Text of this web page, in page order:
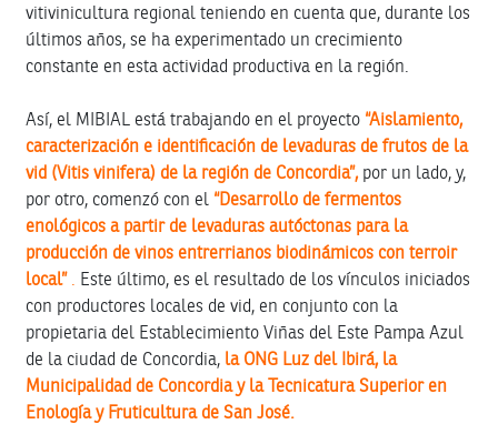
vitivinicultura regional teniendo en cuenta que, durante los
últimos años, se ha experimentado un crecimiento
constante en esta actividad productiva en la región.
Así, el MIBIAL está trabajando en el proyecto “Aislamiento,
caracterización e identificación de levaduras de frutos de la
vid (Vitis vinifera) de la región de Concordia”,por un lado, y,
por otro, comenzó con el “Desarrollo de fermentos
enológicos a partir de levaduras autóctonas para la
producción de vinos entrerrianos biodinámicos con terroir
local”
Este último, es el resultado de los vínculos iniciados
con productores locales de vid, en conjunto con la
propietaria del Establecimiento Viñas del Este Pampa Azul
de la ciudad de Concordia, la ONG Luz del Ibirá, la
Municipalidad de Concordia y la Tecnicatura Superior en
Enología y Fruticultura de San José.